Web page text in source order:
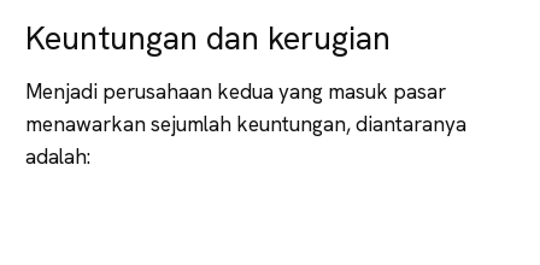
Keuntungan dan kerugian
Menjadi perusahaan kedua yang masuk pasar
menawarkan sejumlah keuntungan, diantaranya
adalah: